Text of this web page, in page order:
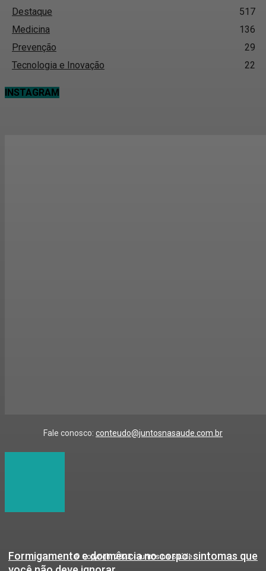
Formigamento e dormência no corpo: sintomas que
Destaque
517
Medicina
136
Prevenção
29
Tecnologia e Inovação
22
INSTAGRAM
Fale conosco: conteudo@juntosnasaude.com.br
© Copyright 2023 - Juntos na Saúde